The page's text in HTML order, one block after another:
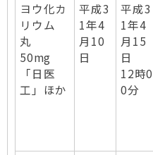
ヨウ化カ
リウム
丸
50mg
「日医
工」ほか
平成3
1年4
月10
日
平成3
1年4
月15
日
12時0
0分